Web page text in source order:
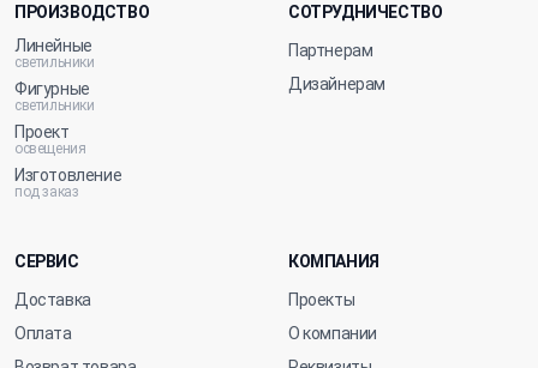
ПРОИЗВОДСТВО
Линейные
светильники
Фигурные
светильники
Проект
освещения
Изготовление
под заказ
СОТРУДНИЧЕСТВО
Партнерам
Дизайнерам
СЕРВИС
Доставка
Оплата
КОМПАНИЯ
Проекты
О компании